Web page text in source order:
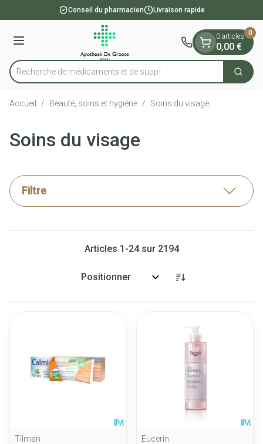
Aller au contenu
1 de 1Conseil du pharmacien Livraison rapide
Menu
Rechercher
Recherche de médi
0 articles
0,00 €
0
Accueil / Beauté, soins et hygiène / Soins du visage
Soins du visage
Filtre
Articles 1 -24sur 2194
Trier par:
Tilman
Eucerin